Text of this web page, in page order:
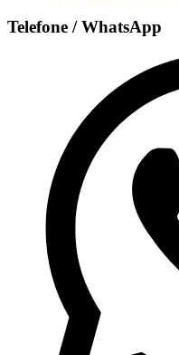
Telefone / WhatsApp